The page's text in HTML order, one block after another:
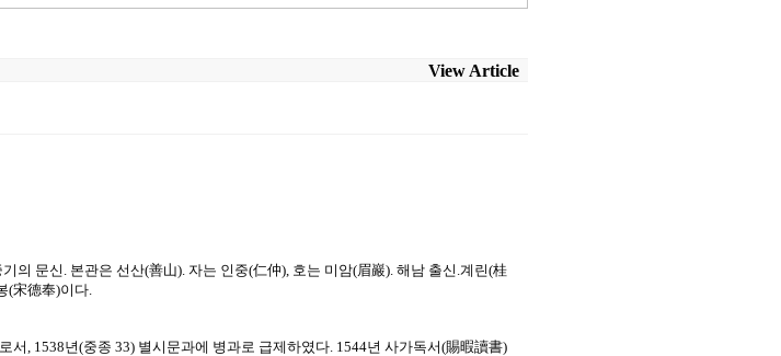
View Article
의 문신. 본관은 선산(善山). 자는 인중(仁仲), 호는 미암(眉巖). 해남 출신.계린(桂
(宋德奉)이다.
서, 1538년(중종 33) 별시문과에 병과로 급제하였다. 1544년 사가독서(賜暇讀書)